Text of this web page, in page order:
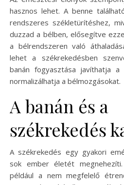
hasznos lehet. A benne
rendszeres székletürítéshez,
duzzad a bélben, elősegítve
a bélrendszeren való
lehet a székrekedésben
banán fogyasztása javíthatja
normalizálhatja a bélmozgásokat.
A banán és a
székrekedés
A székrekedés egy gyakori
sok ember életét
például a nem megfelelő